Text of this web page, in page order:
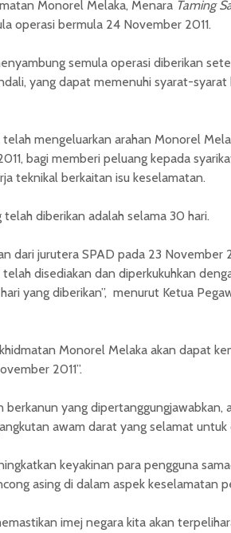
Monorel Melaka, Menara Taming
operasi bermula 24 November 2011.
semula operasi diberikan
yang dapat memenuhi syarat-
mengeluarkan arahan Monorel
bagi memberi peluang kepada
teknikal berkaitan isu keselamatan.
telah diberikan adalah selama 30 hari.
dari jurutera SPAD pada 23 November
disediakan dan diperkukuhkan
yang diberikan”, menurut Ketua
Monorel Melaka akan dapat
2011”.
berkanun yang dipertanggungjawabkan,
awam darat yang selamat untuk
keyakinan para pengguna
asing di dalam aspek keselamatan
imej negara kita akan